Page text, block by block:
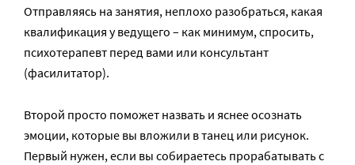
Отправляясь на занятия, неплохо разобраться, какая
квалификация у ведущего – как минимум, спросить,
психотерапевт перед вами или консультант
(фасилитатор).
Второй просто поможет назвать и яснее осознать
эмоции, которые вы вложили в танец или рисунок.
Первый нужен, если вы собираетесь прорабатывать с